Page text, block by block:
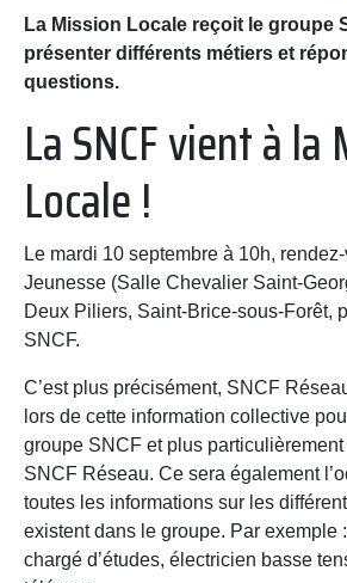
La Mission Locale reçoit le groupe
présenter différents métiers et
questions.
La SNCF vient à la
Locale !
Le mardi 10 septembre à 10h,
Jeunesse (Salle Chevalier Saint-
Deux Piliers, Saint-Brice-sous-Forêt,
SNCF.
C’est plus précisément, SNCF
lors de cette information collective
groupe SNCF et plus
SNCF Réseau. Ce sera également
toutes les informations sur les
existent dans le groupe. Par exemple :
chargé d’études, électricien basse